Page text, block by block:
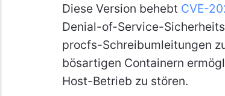
Diese Version behebt CVE-
Denial-of-Service-
procfs-Schreibumleitungen
bösartigen Containern
Host-Betrieb zu stören.